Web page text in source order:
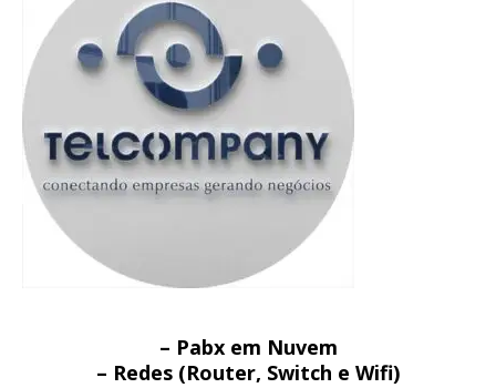
– Pabx em Nuvem
– Redes (Router, Switch e Wifi)